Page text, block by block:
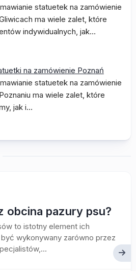
statuetek na zamówienie
ma wiele zalet, które
indywidualnych, jak…
na zamówienie Poznań
statuetek na zamówienie
ma wiele zalet, które
jak i…
obcina pazury psu?
to istotny element ich
wykonywany zarówno przez